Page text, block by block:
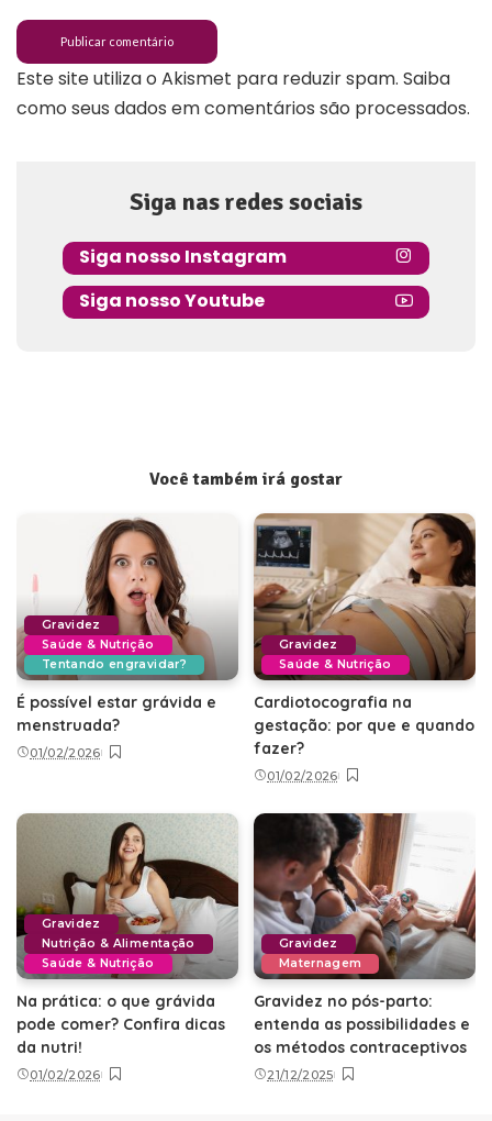
Este site utiliza o Akismet para reduzir spam. Saiba
como seus dados em comentários são processados.
Siga nas redes sociais
Siga nosso Instagram
Siga nosso Youtube
Você também irá gostar
Gravidez
Saúde & Nutrição
Tentando engravidar?
É possível estar grávida e
menstruada?
01/02/2026
Gravidez
Saúde & Nutrição
Cardiotocografia na
gestação: por que e quando
fazer?
01/02/2026
Gravidez
Nutrição & Alimentação
Saúde & Nutrição
Na prática: o que grávida
pode comer? Confira dicas
da nutri!
01/02/2026
Gravidez
Maternagem
Gravidez no pós-parto:
entenda as possibilidades e
os métodos contraceptivos
21/12/2025